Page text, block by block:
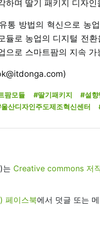
하며 딸기 패키지 디자
통 방법의 혁신으로 농
듈로 농업의 디지털 전
으로 스마트팜의 지속
팜모듈 #딸기패키지 #설향
산디자인주도제조혁신센터
는 Creative commons 저
페이스북에서 덧글 또는